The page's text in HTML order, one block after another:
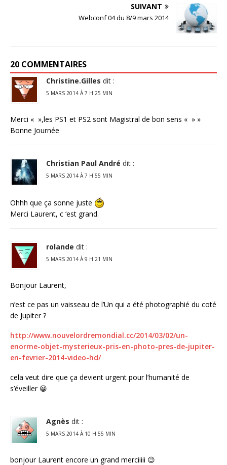
SUIVANT
Webconf 04 du 8/9 mars 2014
20 COMMENTAIRES
Christine.Gilles dit :
5 MARS 2014 À 7 H 25 MIN
Merci « »,les PS1 et PS2 sont Magistral de bon sens « » »
Bonne Journée
Christian Paul André dit :
5 MARS 2014 À 7 H 55 MIN
Ohhh que ça sonne juste
Merci Laurent, c ‘est grand.
rolande dit :
5 MARS 2014 À 9 H 21 MIN
Bonjour Laurent,
n’est ce pas un vaisseau de l’Un qui a été photographié du coté
de Jupiter ?
http://www.nouvelordremondial.cc/2014/03/02/un-
enorme-objet-mysterieux-pris-en-photo-pres-de-jupiter-
en-fevrier-2014-video-hd/
cela veut dire que ça devient urgent pour l’humanité de
s’éveiller 😀
Agnès dit :
5 MARS 2014 À 10 H 55 MIN
bonjour Laurent encore un grand merciiiii 😉